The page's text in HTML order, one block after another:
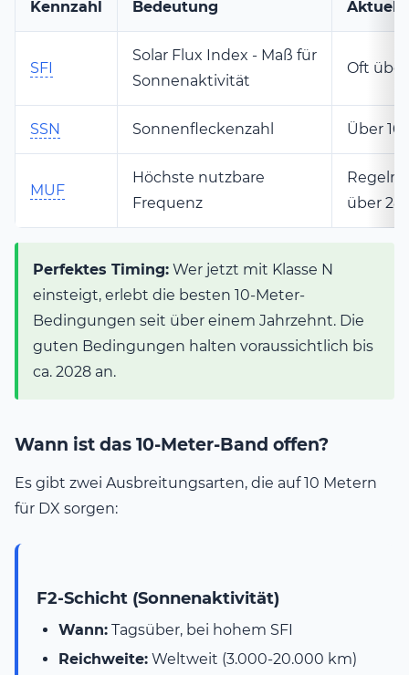
Kennzahl Bedeutung Aktuell
SFI
Solar Flux Index - Maß für
Sonnenaktivität
Oft über
SSN Sonnenfleckenzahl Über
MUF
Höchste nutzbare
Frequenz
über 28
Perfektes Timing: Wer jetzt mit Klasse N
einsteigt, erlebt die besten 10-Meter-
Bedingungen seit über einem Jahrzehnt. Die
guten Bedingungen halten voraussichtlich bis
ca. 2028 an.
Wann ist das 10-Meter-Band offen?
Es gibt zwei Ausbreitungsarten, die auf 10 Metern
für DX sorgen:
F2-Schicht (Sonnenaktivität)
Wann: Tagsüber, bei hohem SFI
Reichweite: Weltweit (3.000-20.000 km)